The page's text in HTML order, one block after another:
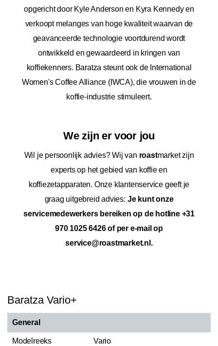
opgericht door Kyle Anderson en Kyra Kennedy en
verkoopt melanges van hoge kwaliteit waarvan de
geavanceerde technologie voortdurend wordt
ontwikkeld en gewaardeerd in kringen van
koffiekenners. Baratza steunt ook de International
Women's Coffee Alliance (IWCA), die vrouwen in de
koffie-industrie stimuleert.
We zijn er voor jou
Wil je persoonlijk advies? Wij van roastmarket zijn
experts op het gebied van koffie en
koffiezetapparaten. Onze klantenservice geeft je
graag uitgebreid advies: Je kunt onze
servicemedewerkers bereiken op de hotline +31
970 1025 6426 of per e-mail op
service@roastmarket.nl.
Baratza Vario+
General
Modelreeks Vario